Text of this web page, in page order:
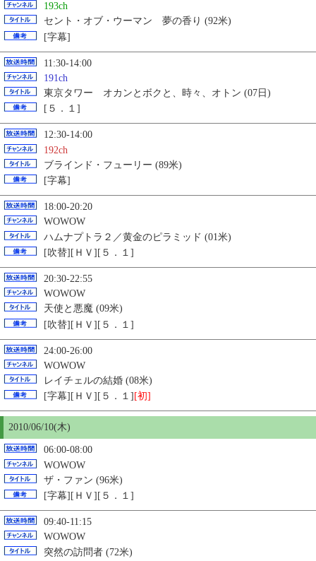
193ch
セント・オブ・ウーマン 夢の香り (92米)
[字幕]
11:30-14:00
191ch
東京タワー オカンとボクと、時々、オトン (07日)
[５．１]
12:30-14:00
192ch
ブラインド・フューリー (89米)
[字幕]
18:00-20:20
WOWOW
ハムナプトラ２／黄金のピラミッド (01米)
[吹替][ＨＶ][５．１]
20:30-22:55
WOWOW
天使と悪魔 (09米)
[吹替][ＨＶ][５．１]
24:00-26:00
WOWOW
レイチェルの結婚 (08米)
[字幕][ＨＶ][５．１] [初]
2010/06/10(木)
06:00-08:00
WOWOW
ザ・ファン (96米)
[字幕][ＨＶ][５．１]
09:40-11:15
WOWOW
突然の訪問者 (72米)